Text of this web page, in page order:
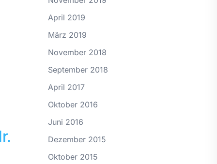
April 2019
März 2019
November 2018
September 2018
April 2017
Oktober 2016
Juni 2016
Dezember 2015
Oktober 2015